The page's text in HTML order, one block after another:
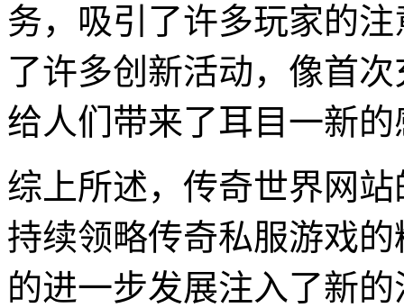
务，吸引了许多玩家的
了许多创新活动，像首
给人们带来了耳目一新的
综上所述，传奇世界网
持续领略传奇私服游戏
的进一步发展注入了新